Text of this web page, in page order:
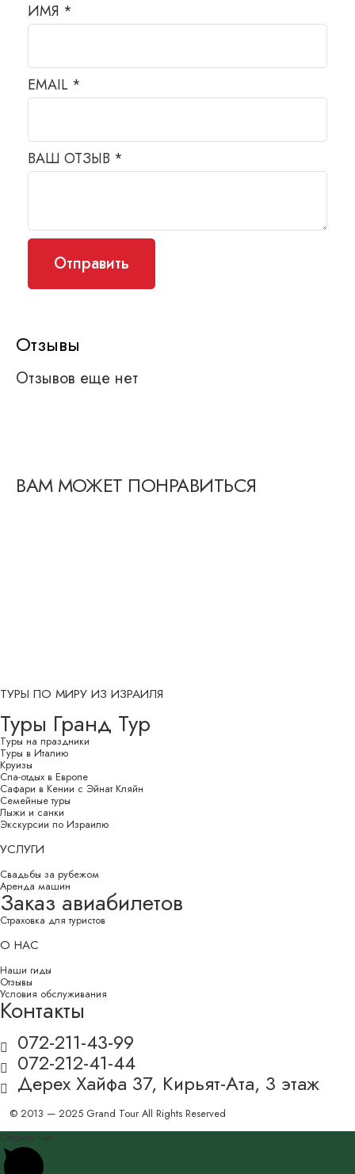
Отзывы
Отзывов еще нет
ВАШ ОТЗЫВ *
ИМЯ *
EMAIL *
ВАМ МОЖЕТ ПОНРАВИТЬСЯ
ТУРЫ ПО МИРУ ИЗ ИЗРАИЛЯ
Туры Гранд Тур
Туры на праздники
Туры в Италию
Круизы
Спа-отдых в Европе
Сафари в Кении с Эйнат Кляйн
Семейные туры
Лыжи и санки
Экскурсии по Израилю
УСЛУГИ
Свадьбы за рубежом
Аренда машин
Заказ авиабилетов
Страховка для туристов
О НАС
Наши гиды
Отзывы
Условия обслуживания
Контакты
072-211-43-99
072-212-41-44
Дерех Хайфа 37, Кирьят-Ата, 3 этаж
© 2013 — 2025 Grand Tour All Rights Reserved
Открыть чат